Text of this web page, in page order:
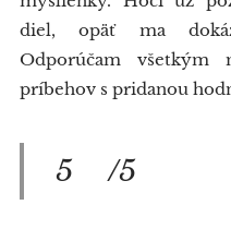
diel, opäť ma
Odporúčam všetkým
príbehov s pridanou
5⭐/5⭐